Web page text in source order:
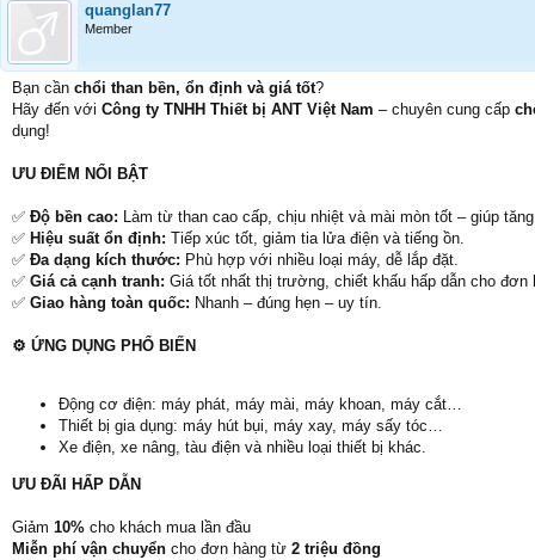
quanglan77
Member
Bạn cần chổi than bền, ổn định và giá tốt?
Hãy đến với Công ty TNHH Thiết bị ANT Việt Nam – chuyên cung cấp
dụng!
ƯU ĐIỂM NỔI BẬT
✅ Độ bền cao: Làm từ than cao cấp, chịu nhiệt và mài mòn tốt – giúp
✅ Hiệu suất ổn định: Tiếp xúc tốt, giảm tia lửa điện và tiếng ồn.
✅ Đa dạng kích thước: Phù hợp với nhiều loại máy, dễ lắp đặt.
✅ Giá cả cạnh tranh: Giá tốt nhất thị trường, chiết khấu hấp dẫn cho đơn
✅ Giao hàng toàn quốc: Nhanh – đúng hẹn – uy tín.
⚙️ ỨNG DỤNG PHỔ BIẾN
Động cơ điện: máy phát, máy mài, máy khoan, máy cắt…
Thiết bị gia dụng: máy hút bụi, máy xay, máy sấy tóc…
Xe điện, xe nâng, tàu điện và nhiều loại thiết bị khác.
ƯU ĐÃI HẤP DẪN
Giảm 10% cho khách mua lần đầu
Miễn phí vận chuyển cho đơn hàng từ 2 triệu đồng